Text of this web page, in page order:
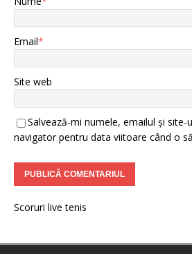
Email*
Site web
Salvează-mi numele, emailul și site-
navigator pentru data viitoare când o
Scoruri live tenis